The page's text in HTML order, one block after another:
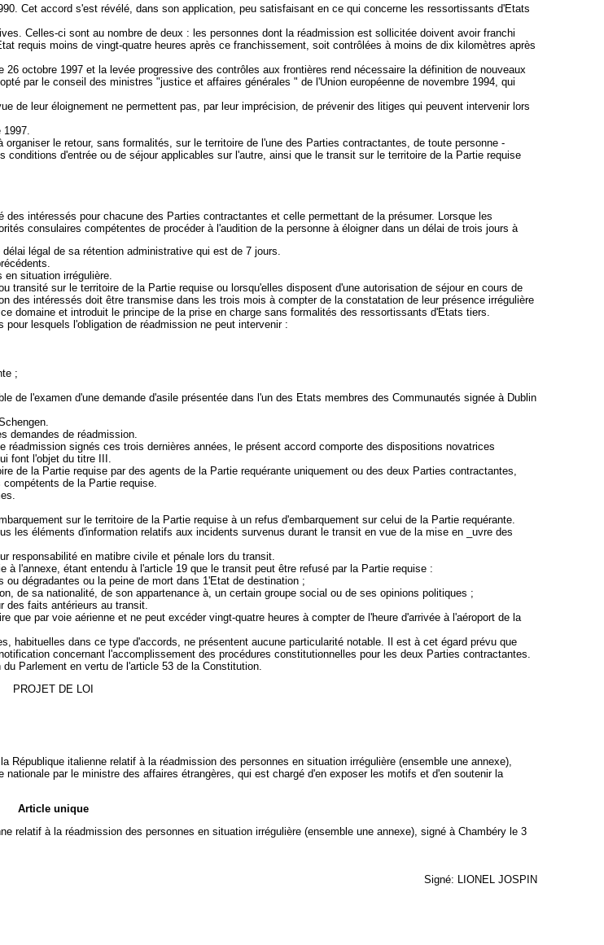
Cet accord s'est révélé, dans son application, peu satisfaisant en ce qui concerne les ressortissants d'Etats
Celles-ci sont au nombre de deux : les personnes dont la réadmission est sollicitée doivent avoir franchi
requis moins de vingt-quatre heures après ce franchissement, soit contrôlées à moins de dix kilomètres après
octobre 1997 et la levée progressive des contrôles aux frontières rend nécessaire la définition de nouveaux
par le conseil des ministres "justice et affaires générales " de l'Union européenne de novembre 1994, qui
leur éloignement ne permettent pas, par leur imprécision, de prévenir des litiges qui peuvent intervenir lors
le retour, sans formalités, sur le territoire de l'une des Parties contractantes, de toute personne -
d'entrée ou de séjour applicables sur l'autre, ainsi que le transit sur le territoire de la Partie requise
intéressés pour chacune des Parties contractantes et celle permettant de la présumer. Lorsque les
consulaires compétentes de procéder à l'audition de la personne à éloigner dans un délai de trois jours à
légal de sa rétention administrative qui est de 7 jours.
situation irrégulière.
transité sur le territoire de la Partie requise ou lorsqu'elles disposent d'une autorisation de séjour en cours de
des intéressés doit être transmise dans les trois mois à compter de la constatation de leur présence irrégulière
domaine et introduit le principe de la prise en charge sans formalités des ressortissants d'Etats tiers.
lesquels l'obligation de réadmission ne peut intervenir :
;
de l'examen d'une demande d'asile présentée dans l'un des Etats membres des Communautés signée à Dublin
demandes de réadmission.
signés ces trois dernières années, le présent accord comporte des dispositions novatrices
font l'objet du titre III.
de la Partie requise par des agents de la Partie requérante uniquement ou des deux Parties contractantes,
de la Partie requise.
sur le territoire de la Partie requise à un refus d'embarquement sur celui de la Partie requérante.
les éléments d'information relatifs aux incidents survenus durant le transit en vue de la mise en _uvre des
responsabilité en matibre civile et pénale lors du transit.
à l'annexe, étant entendu à l'article 19 que le transit peut être refusé par la Partie requise :
dégradantes ou la peine de mort dans 1'Etat de destination ;
de sa nationalité, de son appartenance à, un certain groupe social ou de ses opinions politiques ;
des faits antérieurs au transit.
par voie aérienne et ne peut excéder vingt-quatre heures à compter de l'heure d'arrivée à l'aéroport de la
habituelles dans ce type d'accords, ne présentent aucune particularité notable. Il est à cet égard prévu que
concernant l'accomplissement des procédures constitutionnelles pour les deux Parties contractantes.
Parlement en vertu de l'article 53 de la Constitution.
PROJET DE LOI
italienne relatif à la réadmission des personnes en situation irrégulière (ensemble une annexe),
par le ministre des affaires étrangères, qui est chargé d'en exposer les motifs et d'en soutenir la
Article unique
relatif à la réadmission des personnes en situation irrégulière (ensemble une annexe), signé à Chambéry le 3
Signé: LIONEL JOSPIN